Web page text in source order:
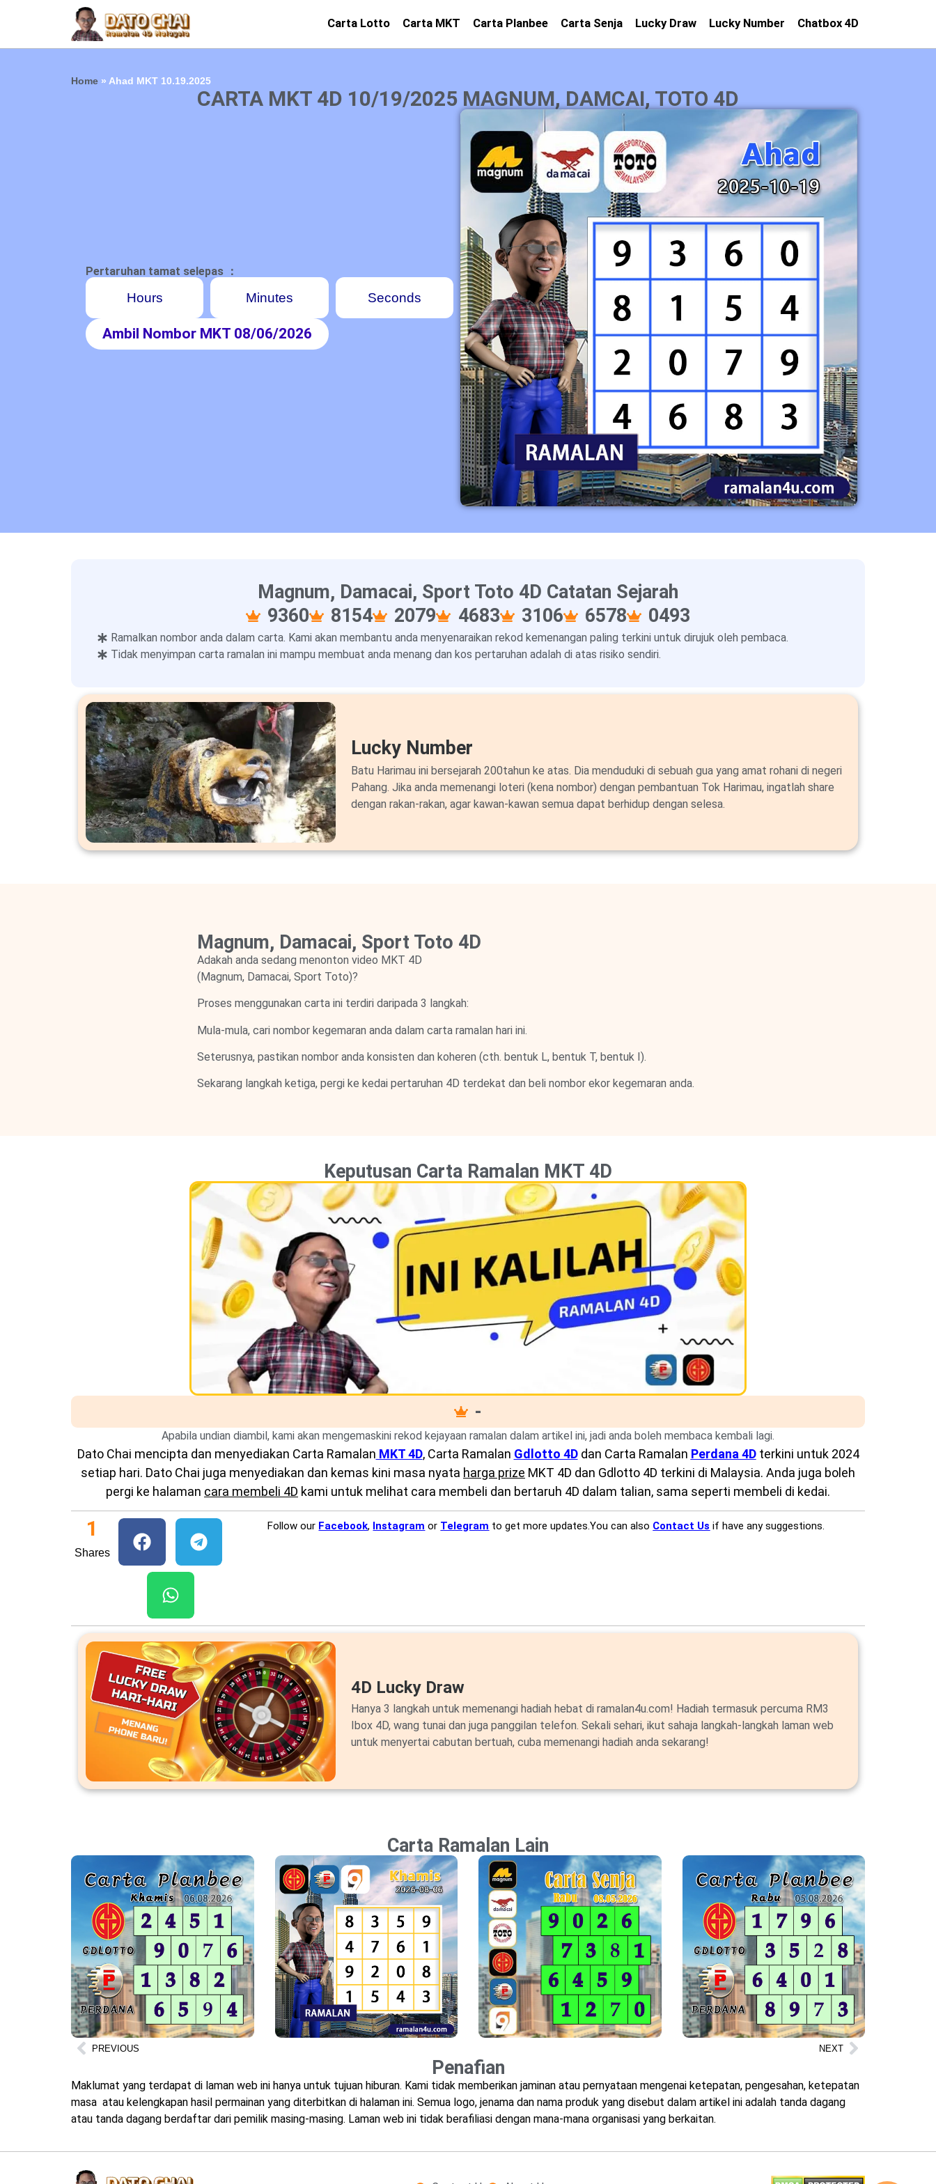
Carta Lotto Carta MKT Carta Planbee Carta Senja Lucky Draw Lucky Number Chatbox 4D
Home » Ahad MKT 10.19.2025
CARTA MKT 4D 10/19/2025 MAGNUM, DAMCAI, TOTO 4D
Pertaruhan tamat selepas ：
Hours Minutes Seconds
Ambil Nombor MKT 08/06/2026
Magnum, Damacai, Sport Toto 4D Catatan Sejarah
9360
8154 2079 4683 3106 6578 0493
Ramalkan nombor anda dalam carta. Kami akan membantu anda menyenaraikan rekod kemenangan paling terkini untuk dirujuk oleh pembaca.
Tidak menyimpan carta ramalan ini mampu membuat anda menang dan kos pertaruhan adalah di atas risiko sendiri.
Lucky Number
Batu Harimau ini bersejarah 200tahun ke atas. Dia menduduki di sebuah gua yang amat rohani di negeri
Pahang. Jika anda memenangi loteri (kena nombor) dengan pembantuan Tok Harimau, ingatlah share
dengan rakan-rakan, agar kawan-kawan semua dapat berhidup dengan selesa.
Magnum, Damacai, Sport Toto 4D
Adakah anda sedang menonton video MKT 4D
(Magnum, Damacai, Sport Toto)?
Proses menggunakan carta ini terdiri daripada 3 langkah:
Mula-mula, cari nombor kegemaran anda dalam carta ramalan hari ini.
Seterusnya, pastikan nombor anda konsisten dan koheren (cth. bentuk L, bentuk T, bentuk I).
Sekarang langkah ketiga, pergi ke kedai pertaruhan 4D terdekat dan beli nombor ekor kegemaran anda.
Keputusan Carta Ramalan MKT 4D
-
Apabila undian diambil, kami akan mengemaskini rekod kejayaan ramalan dalam artikel ini, jadi anda boleh membaca kembali lagi.
Dato Chai mencipta dan menyediakan Carta Ramalan MKT 4D, Carta Ramalan Gdlotto 4Ddan Carta Ramalan Perdana 4Dterkini untuk 2024
setiap hari. Dato Chai juga menyediakan dan kemas kini masa nyata harga prize MKT 4D dan Gdlotto 4D terkini di Malaysia. Anda juga boleh
pergi ke halaman cara membeli 4D kami untuk melihat cara membeli dan bertaruh 4D dalam talian, sama seperti membeli di kedai.
Shares
1 Follow our Facebook, Instagram or Telegram to get more updates.You can also Contact Us if have any suggestions.
4D Lucky Draw
Hanya 3 langkah untuk memenangi hadiah hebat di ramalan4u.com! Hadiah termasuk percuma RM3
Ibox 4D, wang tunai dan juga panggilan telefon. Sekali sehari, ikut sahaja langkah-langkah laman web
untuk menyertai cabutan bertuah, cuba memenangi hadiah anda sekarang!
Carta Ramalan Lain
PREVIOUS NEXT
Penafian
Maklumat yang terdapat di laman web ini hanya untuk tujuan hiburan. Kami tidak memberikan jaminan atau pernyataan mengenai ketepatan, pengesahan, ketepatan
masa atau kelengkapan hasil permainan yang diterbitkan di halaman ini. Semua logo, jenama dan nama produk yang disebut dalam artikel ini adalah tanda dagang
atau tanda dagang berdaftar dari pemilik masing-masing. Laman web ini tidak berafiliasi dengan mana-mana organisasi yang berkaitan.